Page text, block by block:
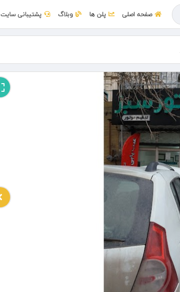
صفحه اصلی پلن ها وبلاگ پشتیبانی سایت